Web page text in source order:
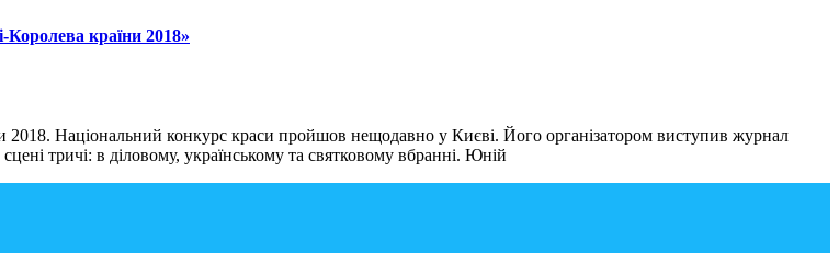
країни 2018»
Національний конкурс краси пройшов нещодавно у Києві. Його організатором виступив журнал
сцені тричі: в діловому, українському та святковому вбранні. Юній